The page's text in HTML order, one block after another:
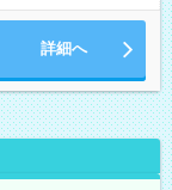
詳細へ